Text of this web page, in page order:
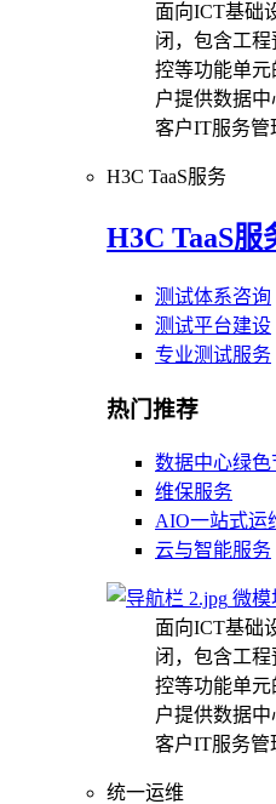
面向ICT基础
闭，包含工
控等功能单
户提供数据
客户IT服务管
H3C TaaS服务
H3C TaaS服
测试体系咨询
测试平台建设
专业测试服务
热门推荐
数据中心绿色
维保服务
AIO一站式运
云与智能服务
微模
面向ICT基础
闭，包含工
控等功能单
户提供数据
客户IT服务管
统一运维